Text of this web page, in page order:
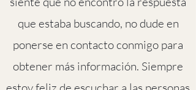
que estaba buscando, no dude en
ponerse en contacto conmigo para
obtener más información. Siempre